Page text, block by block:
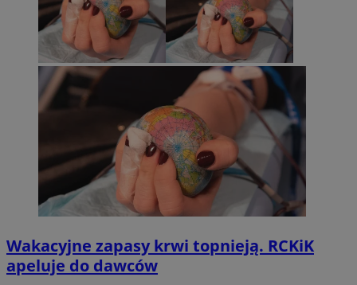
Wakacyjne zapasy krwi topnieją. RCKiK
apeluje do dawców